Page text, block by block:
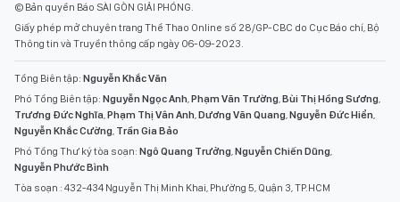
© Bản quyền Báo SÀI GÒN GIẢI PHÓNG.
Giấy phép mở chuyên trang Thể Thao Online số 28/GP-CBC do Cục Báo chí, Bộ
Thông tin và Truyền thông cấp ngày 06-09-2023.
Tổng Biên tập: Nguyễn Khắc Văn
Phó Tổng Biên tập: Nguyễn Ngọc Anh,Phạm Văn Trường,Bùi Thị Hồng Sương,
Trương Đức Nghĩa,Phạm Thị Vân Anh,Dương Văn Quang,Nguyễn Đức Hiển,
Nguyễn Khắc Cường, Trần Gia Bảo
Phó Tổng Thư ký tòa soạn: Ngô Quang Trưởng,Nguyễn Chiến Dũng,
Nguyễn Phước Bình
Tòa soạn : 432-434 Nguyễn Thị Minh Khai, Phường 5, Quận 3, TP.HCM